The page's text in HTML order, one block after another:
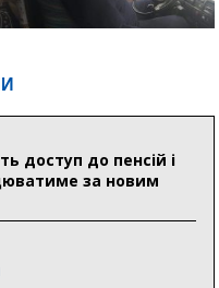
доступ до пенсій і
за новим